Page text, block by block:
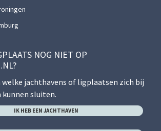
NOG NIET OP
welke jachthavens of ligplaatsen zich bij
kunnen sluiten.
IK HEB EEN JACHTHAVEN